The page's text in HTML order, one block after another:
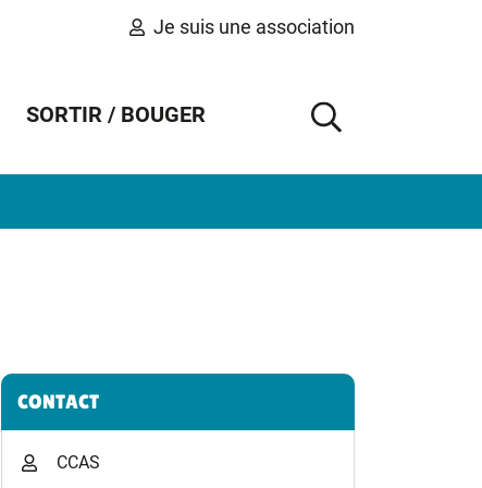
Je suis une association
SORTIR / BOUGER
AFFICHER
Informations complémentaires
CONTACT
CCAS